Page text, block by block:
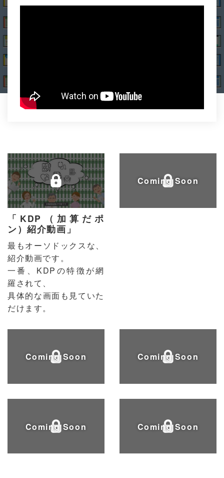
「KDP（加算だポ
ン）紹介動画」
最もオーソドックスな、
紹介動画です。
一番、KDPの特徴が網
羅されて、
具体的な画面も見ていた
だけます。
Coming Soon
Coming Soon Coming Soon
Coming Soon Coming Soon